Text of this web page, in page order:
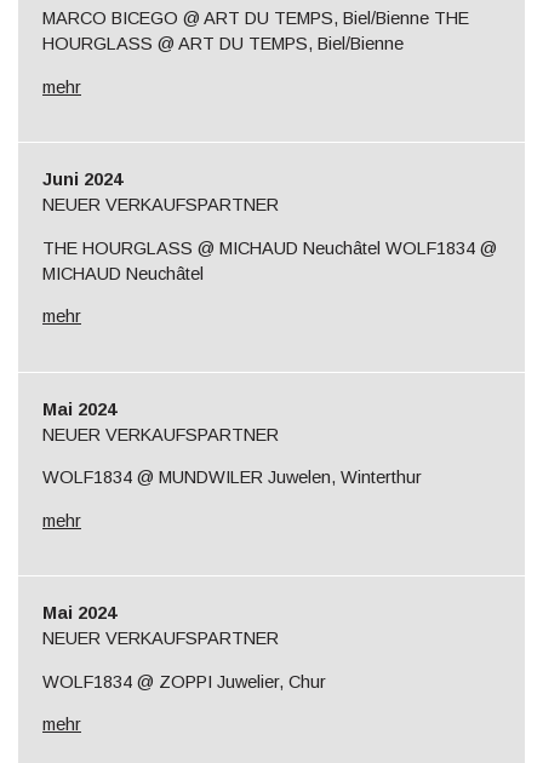
MARCO BICEGO @ ART DU TEMPS, Biel/Bienne THE
HOURGLASS @ ART DU TEMPS, Biel/Bienne
mehr
Juni 2024
NEUER VERKAUFSPARTNER
THE HOURGLASS @ MICHAUD Neuchâtel WOLF1834 @
MICHAUD Neuchâtel
mehr
Mai 2024
NEUER VERKAUFSPARTNER
WOLF1834 @ MUNDWILER Juwelen, Winterthur
mehr
Mai 2024
NEUER VERKAUFSPARTNER
WOLF1834 @ ZOPPI Juwelier, Chur
mehr